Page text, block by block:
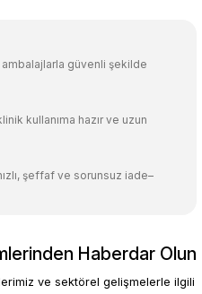
bulunuyor.
ambalajlarla güvenli şekilde
kullanıma hazır ve uzun
şeffaf ve sorunsuz iade–
Haberdar Olun
ve sektörel gelişmelerle ilgili